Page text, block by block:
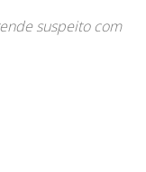
suspeito com